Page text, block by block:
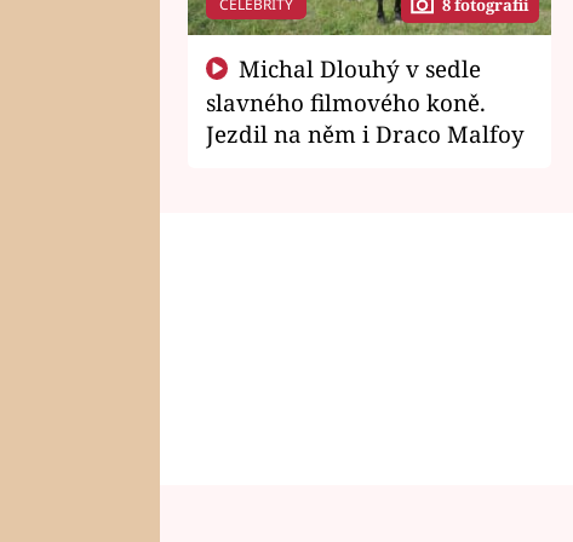
8 fotografií
slavného filmového koně.
Jezdil na něm i Draco Malfoy